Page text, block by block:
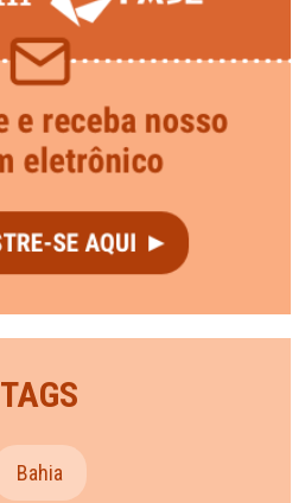
TAGS
Bahia